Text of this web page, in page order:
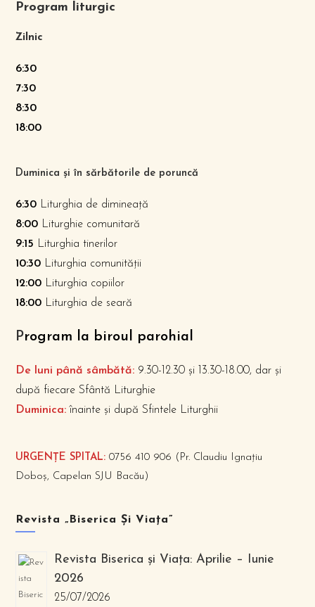
Program liturgic
Zilnic
6:30
7:30
8:30
18:00
Duminica și în sărbătorile de poruncă
6:30 Liturghia de dimineață
8:00 Liturghie comunitară
9:15 Liturghia tinerilor
10:30 Liturghia comunității
12:00 Liturghia copiilor
18:00 Liturghia de seară
Program la biroul parohial
De luni până sâmbătă: 9.30-12.30 și 13.30-18.00, dar și
după fiecare Sfântă Liturghie
Duminica: înainte și după Sfintele Liturghii
URGENȚE SPITAL: 0756 410 906 (Pr. Claudiu Ignațiu
Doboș, Capelan SJU Bacău)
Revista „Biserica Și Viața”
Revista Biserica și Viața: Aprilie – Iunie
2026
25/07/2026